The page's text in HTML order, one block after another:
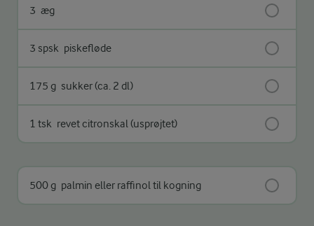
3 æg
3 spsk piskefløde
175 g sukker (ca. 2 dl)
1 tsk revet citronskal (usprøjtet)
500 g palmin eller raffinol til kogning